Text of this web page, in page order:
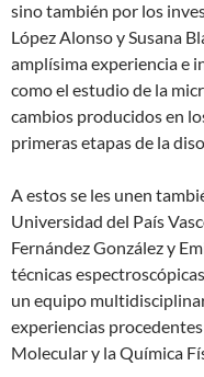
sino también por los
López Alonso y Susana
amplísima experiencia e
como el estudio de la
cambios producidos en
primeras etapas de la
A estos se les unen
Universidad del País
Fernández González y
técnicas
un equipo
experiencias
Molecular y la Química